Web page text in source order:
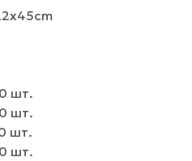
шт.
шт.
шт.
шт.